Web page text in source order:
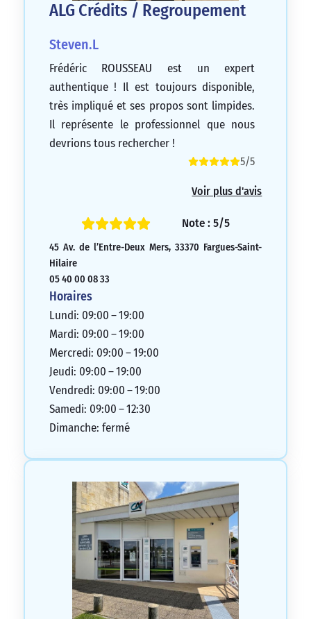
ALG Crédits / Regroupement
Steven.L
Frédéric ROUSSEAU est un expert
authentique ! Il est toujours disponible,
très impliqué et ses propos sont limpides.
Il représente le professionnel que nous
devrions tous rechercher !
5/5
Voir plus d'avis
Note : 5/5
45 Av. de l’Entre-Deux Mers, 33370 Fargues-Saint-
Hilaire
05 40 00 08 33
Horaires
Lundi: 09:00 – 19:00
Mardi: 09:00 – 19:00
Mercredi: 09:00 – 19:00
Jeudi: 09:00 – 19:00
Vendredi: 09:00 – 19:00
Samedi: 09:00 – 12:30
Dimanche: fermé